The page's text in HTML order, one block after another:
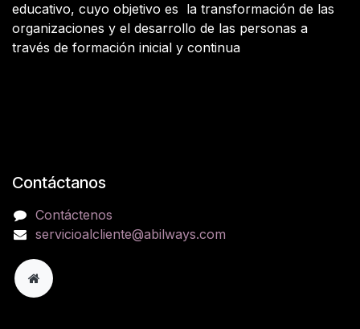
educativo, cuyo objetivo es la transformación de las
organizaciones y el desarrollo de las personas a
través de formación inicial y continua
Contáctanos
Contáctenos
servicioalcliente@abilways.com